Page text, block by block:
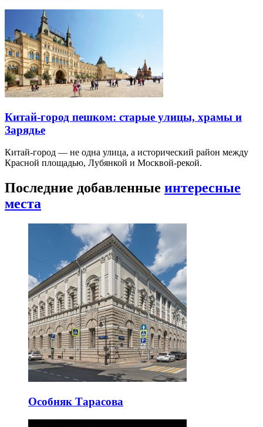
Китай-город пешком: старые улицы, храмы и
Зарядье
Китай-город — не одна улица, а исторический район между
Красной площадью, Лубянкой и Москвой-рекой.
Последние добавленные интересные
места
Особняк Тарасова